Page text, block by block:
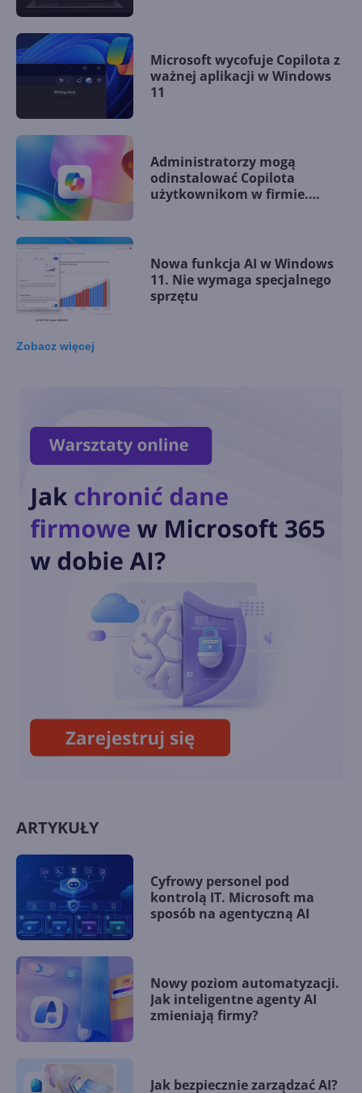
Microsoft wycofuje Copilota z
ważnej aplikacji w Windows
11
Administratorzy mogą
odinstalować Copilota
użytkownikom w firmie.
Nowa funkcja AI w Windows
11. Nie wymaga specjalnego
sprzętu
Zdjęcia na Windows 11 z nową
funkcją AI. Automatyczna
organizacja zdjęć
Windows 11 wyświetla nowe
ekranie
Windows 11 ma efekty AI dla
zewnętrznych kamerek USB
Zobacz więcej
ARTYKUŁY
Cyfrowy personel pod
kontrolą IT. Microsoft ma
sposób na agentyczną AI
Nowy poziom automatyzacji.
Jak inteligentne agenty AI
zmieniają firmy?
Jak bezpiecznie zarządzać AI?